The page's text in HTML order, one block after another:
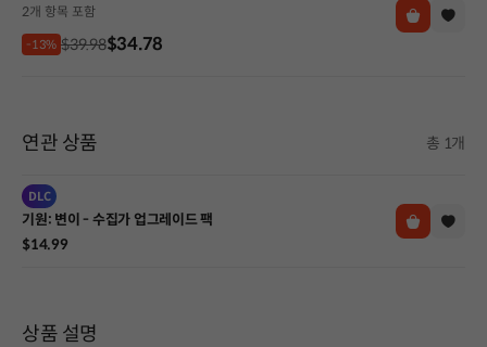
2개 항목 포함
-13% $39.98$34.78
연관 상품 총 1개
DLC
기원: 변이 - 수집가 업그레이드 팩
$14.99
상품 설명